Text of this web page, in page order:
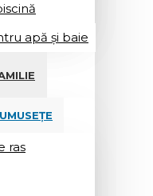
apă și baie
ras